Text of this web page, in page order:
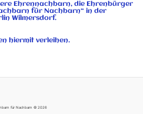
Ehrennachbarn, die Ehrenbürger
für Nachbarn“ in der
Wilmersdorf.
hiermit verleihen.
für Nachbarn © 2026